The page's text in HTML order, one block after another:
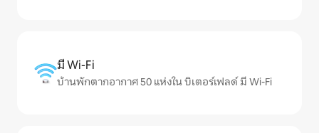
มี Wi-Fi
บ้านพักตากอากาศ 50 แห่งใน บิเตอร์เฟลด์ มี Wi-Fi